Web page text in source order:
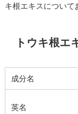
キ根エキスについて
トウキ根エ
成分名
英名